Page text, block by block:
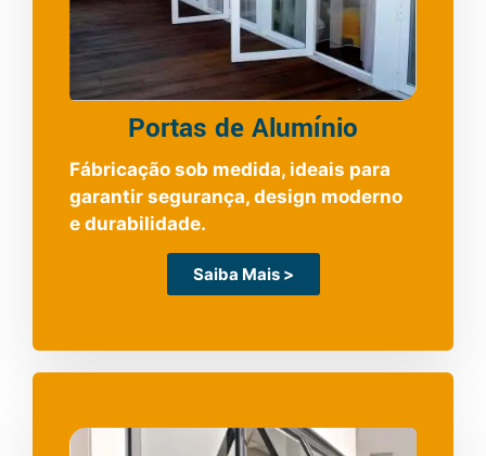
Portas de Alumínio
Fábricação sob medida, ideais para
garantir segurança, design moderno
e durabilidade.
Saiba Mais >